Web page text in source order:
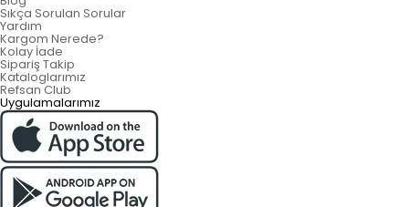
Sıkça Sorulan Sorular
Yardım
Kargom Nerede?
Kolay İade
Sipariş Takip
Kataloglarımız
Refsan Club
Uygulamalarımız